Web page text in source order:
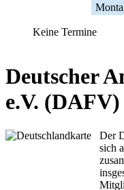
Keine Termine
Deutscher
e.V. (DAFV)
Der
sich